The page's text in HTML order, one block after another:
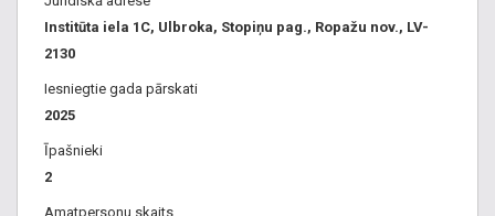
Institūta iela 1C, Ulbroka, Stopiņu pag., Ropažu nov., LV-
2130
Iesniegtie gada pārskati
2025
Īpašnieki
2
Amatpersonu skaits